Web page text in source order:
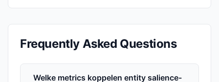
Frequently Asked Questions
Welke metrics koppelen entity salience-